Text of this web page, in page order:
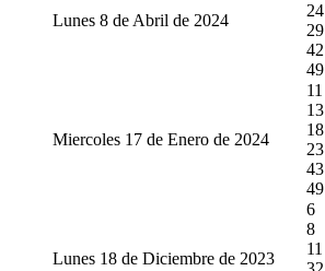
Lunes 8 de Abril de 2024
24
29
42
49
Miercoles 17 de Enero de 2024
11
13
18
23
43
49
Lunes 18 de Diciembre de 2023
6
8
11